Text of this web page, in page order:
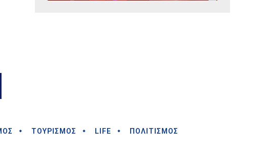
ΤΟΥΡΙΣΜΟΣ LIFE ΠΟΛΙΤΙΣΜΟΣ